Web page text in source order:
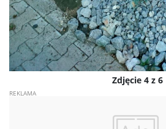
Zdjęcie 4 z 6